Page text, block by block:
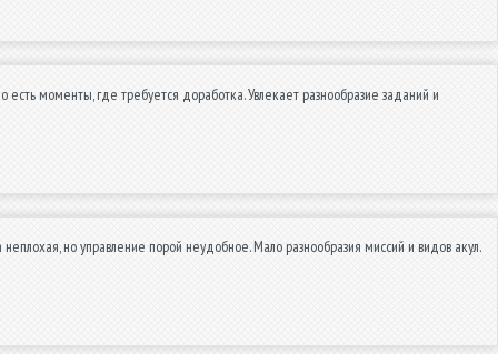
моменты, где требуется доработка. Увлекает разнообразие заданий и
но управление порой неудобное. Мало разнообразия миссий и видов акул.